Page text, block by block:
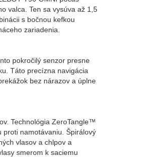
valca. Ten sa vysúva až 1,5
s bočnou kefkou
zariadenia.
pokročilý senzor presne
Táto precízna navigácia
bez nárazov a úplne
Technológia ZeroTangle™
proti namotávaniu. Špirálový
vlasov a chlpov a
smerom k saciemu